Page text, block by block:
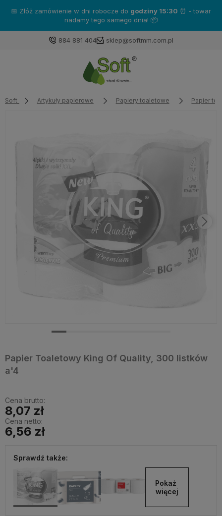
godziny 15:30⏰ - towar
Zakup produkty marki Katrin
884 881 404 sklep@softmm.com.pl
Soft Artykuły papierowe Papiery toaletowe Papier
Papier Toaletowy King Of Quality, 300 listków
a'4
Cena brutto:
8,07 zł
Cena netto:
6,56 zł
Sprawdź także:
Pokaż
więcej